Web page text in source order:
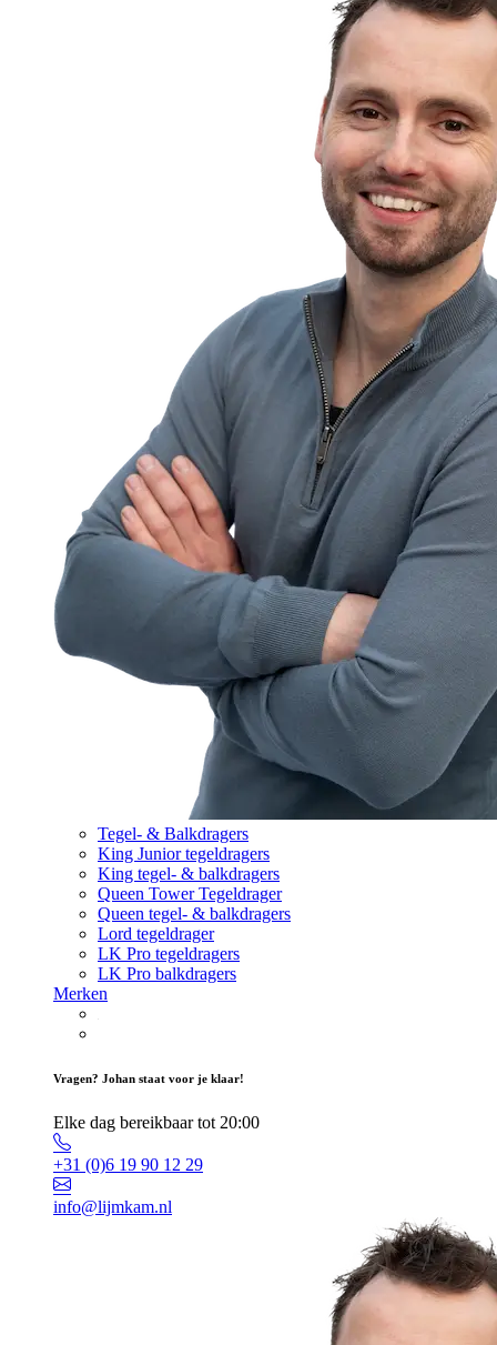
Tegel- & Balkdragers
King Junior tegeldragers
King tegel- & balkdragers
Queen Tower Tegeldrager
Queen tegel- & balkdragers
Lord tegeldrager
LK Pro tegeldragers
LK Pro balkdragers
Merken
Vragen? Johan staat voor je klaar!
Elke dag bereikbaar tot 20:00
+31 (0)6 19 90 12 29
info@lijmkam.nl